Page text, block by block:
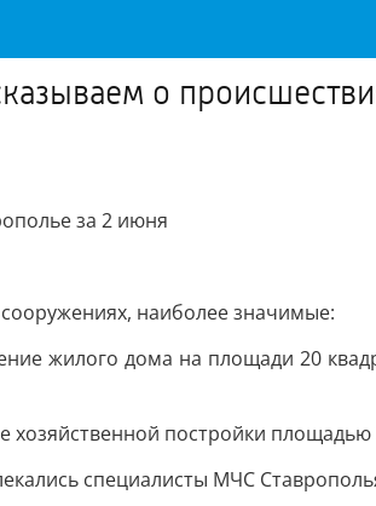
о
за 2 июня
наиболее значимые:
жилого дома на площади 20
хозяйственной постройки
специалисты МЧС